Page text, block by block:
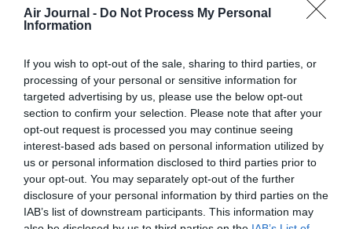
Air Journal - Do Not Process My Personal
Information
If you wish to opt-out of the sale, sharing to third parties, or
processing of your personal or sensitive information for
targeted advertising by us, please use the below opt-out
section to confirm your selection. Please note that after your
opt-out request is processed you may continue seeing
interest-based ads based on personal information utilized by
us or personal information disclosed to third parties prior to
your opt-out. You may separately opt-out of the further
disclosure of your personal information by third parties on the
IAB’s list of downstream participants. This information may
PARTAGER L'ARTICLE
FacebookTwitterPinterestLinkedInEmail Print